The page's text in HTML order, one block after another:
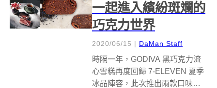
一起進入繽紛斑斕的
巧克力世界
2020/06/15 | DaMan Staff
時隔一年，GODIVA 黑巧克力流
心雪糕再度回歸 7-ELEVEN 夏季
冰品陣容，此次推出兩款口味，